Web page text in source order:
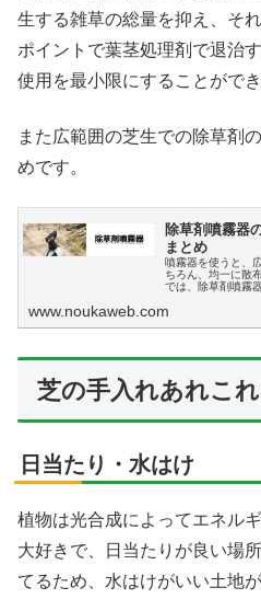
生する雑草の総量を抑え、そ
ポイントで葉茎処理剤で退治
使用を最小限にすることができ
また広範囲の芝生での除草剤
めです。
除草剤噴霧器
まとめ
噴霧器を使うと、
ちろん、均一に散
では、除草剤噴霧
www.noukaweb.com
芝の手入れあれこれ
日当たり・水はけ
植物は光合成によってエネル
大好きで、日当たりが良い場
てるため、水はけがいい土地